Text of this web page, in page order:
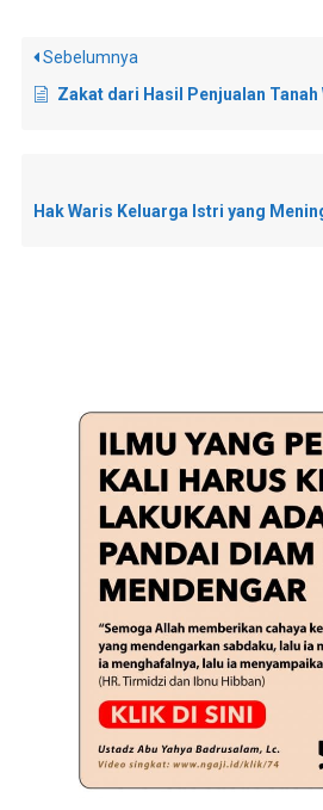
Sebelumnya
Zakat dari Hasil Penjualan Tanah